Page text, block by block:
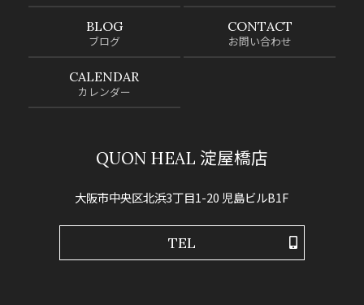
BLOG
ブログ
CONTACT
お問い合わせ
CALENDAR
カレンダー
QUON HEAL 淀屋橋店
大阪市中央区北浜3丁目1-20 児島ビルB1F
TEL